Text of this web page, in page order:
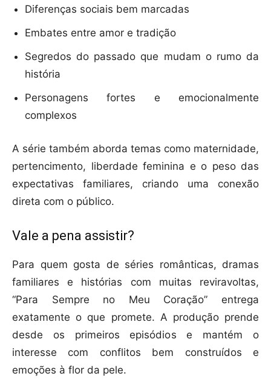
Diferenças sociais bem marcadas
Embates entre amor e tradição
Segredos do passado que mudam o rumo da
história
Personagens fortes e emocionalmente
complexos
A série também aborda temas como maternidade,
pertencimento, liberdade feminina e o peso das
expectativas familiares, criando uma conexão
direta com o público.
Vale a pena assistir?
Para quem gosta de séries românticas, dramas
familiares e histórias com muitas reviravoltas,
“Para Sempre no Meu Coração” entrega
exatamente o que promete. A produção prende
desde os primeiros episódios e mantém o
interesse com conflitos bem construídos e
emoções à flor da pele.